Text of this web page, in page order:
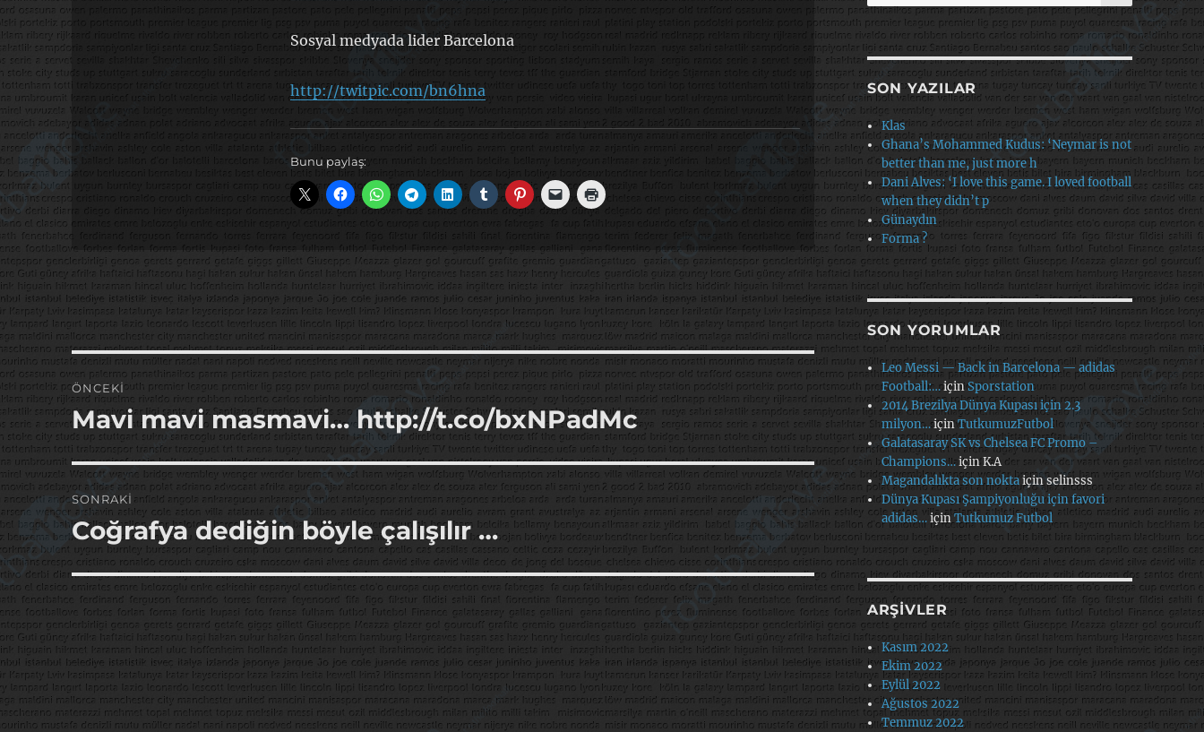
Sosyal medyada lider Barcelona
http://twitpic.com/bn6hna
Bunu paylaş:
Yazı
gezinmesi
ÖNCEKI
Önceki
yazı:
Mavi mavi masmavi… http://t.co/bxNPadMc
SONRAKI
Sonraki
yazı:
Coğrafya dediğin böyle çalışılır …
SON YAZILAR
Klas
Ghana’s Mohammed Kudus: ‘Neymar is not
better than me, just more h
Dani Alves: ‘I love this game. I loved football
when they didn’t p
Günaydın
Forma ?
SON YORUMLAR
Leo Messi — Back in Barcelona — adidas
Football:…içinSporstation
2014 Brezilya Dünya Kupası için 2.3
milyon…içinTutkumuzFutbol
Galatasaray SK vs Chelsea FC Promo –
Champions…içinK.A
Magandalıkta son noktaiçinselinsss
Dünya Kupası Şampiyonluğu için favori
adidas…içinTutkumuz Futbol
ARŞIVLER
Kasım 2022
Ekim 2022
Eylül 2022
Ağustos 2022
Temmuz 2022